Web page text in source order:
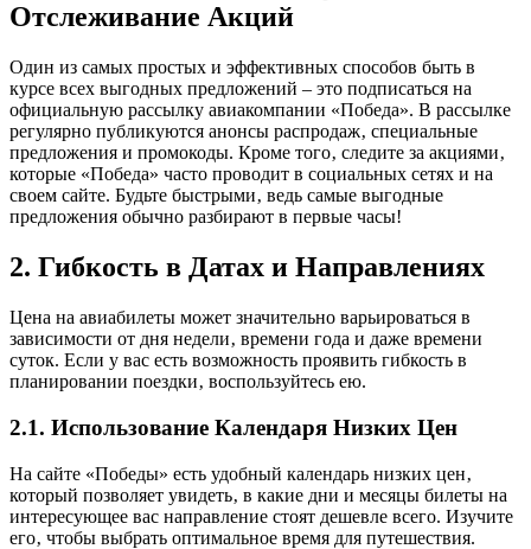
Отслеживание Акций
Один из самых простых и эффективных способов быть в
курсе всех выгодных предложений – это подписаться на
официальную рассылку авиакомпании «Победа». В рассылке
регулярно публикуются анонсы распродаж‚ специальные
предложения и промокоды. Кроме того‚ следите за акциями‚
которые «Победа» часто проводит в социальных сетях и на
своем сайте. Будьте быстрыми‚ ведь самые выгодные
предложения обычно разбирают в первые часы!
2. Гибкость в Датах и Направлениях
Цена на авиабилеты может значительно варьироваться в
зависимости от дня недели‚ времени года и даже времени
суток. Если у вас есть возможность проявить гибкость в
планировании поездки‚ воспользуйтесь ею.
2.1. Использование Календаря Низких Цен
На сайте «Победы» есть удобный календарь низких цен‚
который позволяет увидеть‚ в какие дни и месяцы билеты на
интересующее вас направление стоят дешевле всего. Изучите
его‚ чтобы выбрать оптимальное время для путешествия.